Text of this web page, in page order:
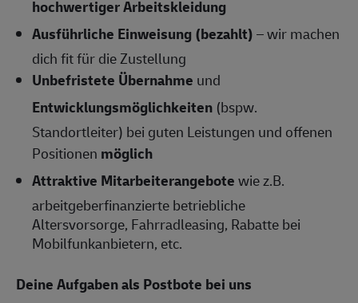
hochwertiger Arbeitskleidung
Ausführliche Einweisung (bezahlt)– wir machen
dich fit für die Zustellung
Unbefristete Übernahme und
Entwicklungsmöglichkeiten (bspw.
Standortleiter) bei guten Leistungen und offenen
Positionen möglich
Attraktive Mitarbeiterangebotewie z.B.
arbeitgeberfinanzierte betriebliche
Altersvorsorge, Fahrradleasing, Rabatte bei
Mobilfunkanbietern, etc.
Deine Aufgaben als Postbote bei uns